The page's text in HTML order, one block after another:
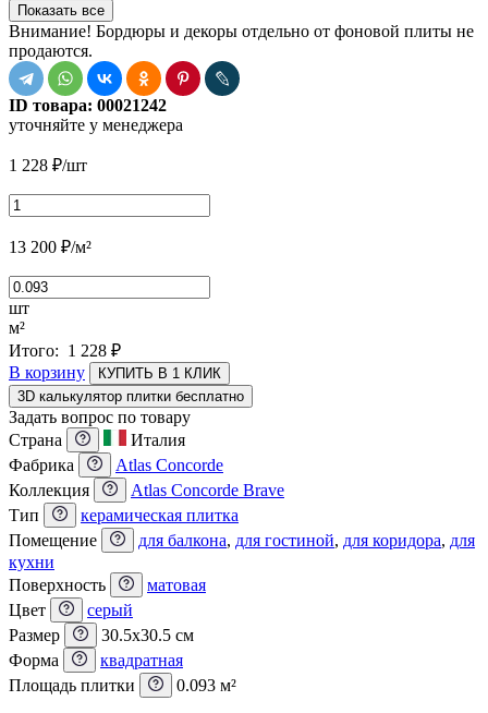
Показать все
Внимание! Бордюры и декоры отдельно от фоновой плиты не
продаются.
ID товара: 00021242
уточняйте у менеджера
1 228 ₽/шт
13 200 ₽/м²
шт
м²
Итого: 1 228 ₽
В корзину
КУПИТЬ В 1 КЛИК
3D калькулятор плитки бесплатно
Задать вопрос по товару
Страна
Италия
Фабрика
Atlas Concorde
Коллекция
Atlas Concorde Brave
Тип
керамическая плитка
Помещение
для балкона, для гостиной, для коридора, для
кухни
Поверхность
матовая
Цвет
серый
Размер
30.5x30.5 см
Форма
квадратная
Площадь плитки
0.093 м²